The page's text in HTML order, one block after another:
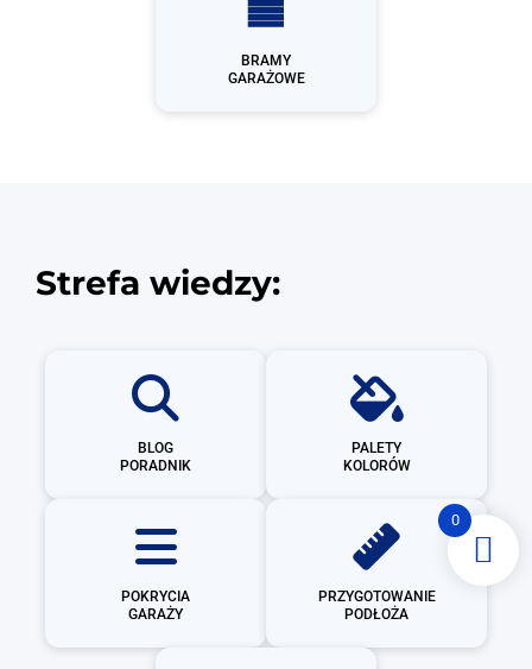
BRAMY
GARAŻOWE
Strefa wiedzy:
BLOG
PORADNIK
PALETY
KOLORÓW
POKRYCIA
GARAŻY
PRZYGOTOWANIE
PODŁOŻA
0